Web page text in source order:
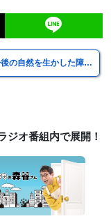
の自然を生かした障…
ジオ番組内で展開！